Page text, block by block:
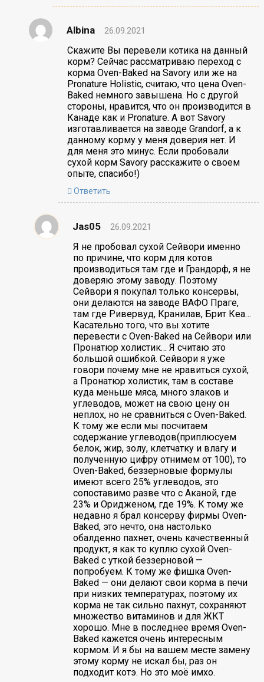
Albina 26.09.2021
Скажите Вы перевели котика на данный
корм? Сейчас рассматриваю переход с
корма Oven-Baked на Savory или же на
Pronature Holistic, считаю, что цена Oven-
Baked немного завышена. Но с другой
стороны, нравится, что он производится в
Канаде как и Pronature. А вот Savory
изготавливается на заводе Grandorf, а к
данному корму у меня доверия нет. И
для меня это минус. Если пробовали
сухой корм Savory расскажите о своем
опыте, спасибо!)
Ответить
Jas05 26.09.2021
Я не пробовал сухой Сейвори именно
по причине, что корм для котов
производиться там где и Грандорф, я не
доверяю этому заводу. Поэтому
Сейвори я покупал только консервы,
они делаются на заводе ВАФО Праге,
там где Ривервуд, Кранилав, Брит Кеа…
Касательно того, что вы хотите
перевести с Oven-Baked на Сейвори или
Пронатюр холистик… Я считаю это
большой ошибкой. Сейвори я уже
говори почему мне не нравиться сухой,
а Пронатюр холистик, там в составе
куда меньше мяса, много злаков и
углеводов, может на свою цену он
неплох, но не сравниться с Oven-Baked.
К тому же если мы посчитаем
содержание углеводов(приплюсуем
белок, жир, золу, клетчатку и влагу и
полученную цифру отнимем от 100), то
Oven-Baked, беззерновые формулы
имеют всего 25% углеводов, это
сопоставимо разве что с Аканой, где
23% и Оридженом, где 19%. К тому же
недавно я брал консерву фирмы Oven-
Baked, это нечто, она настолько
обалденно пахнет, очень качественный
продукт, я как то куплю сухой Oven-
Baked с уткой беззерновой —
попробуем. К тому же фишка Oven-
Baked — они делают свои корма в печи
при низких температурах, поэтому их
корма не так сильно пахнут, сохраняют
множество витаминов и для ЖКТ
хорошо. Мне в последнее время Oven-
Baked кажется очень интересным
кормом. И я бы на вашем месте замену
этому корму не искал бы, раз он
подходит котэ. Но это моё имхо.